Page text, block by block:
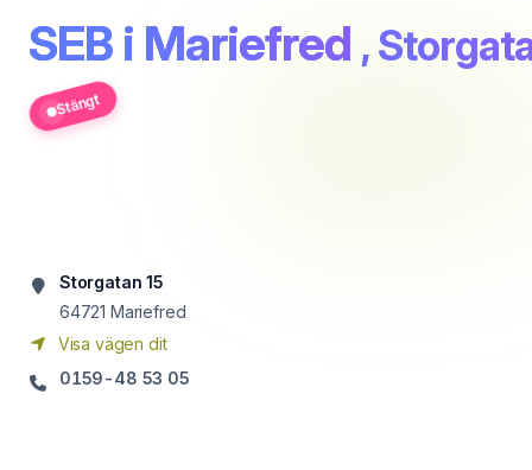
SEB i Mariefred ,
Stängt
Storgatan 15
64721 Mariefred
Visa vägen dit
0159-48 53 05